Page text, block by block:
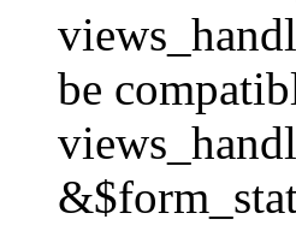
be